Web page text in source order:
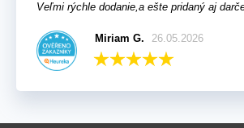
Veľmi rýchle dodanie,a ešte pridaný aj
Miriam G. 26.05.2026